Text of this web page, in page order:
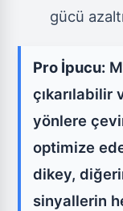
gücü
Pro İpucu:
çıkarılabilir
yönlere
optimize
dikey,
sinyallerin